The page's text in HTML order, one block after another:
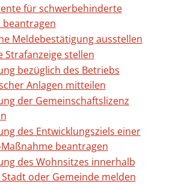
für schwerbehinderte
beantragen
Meldebestätigung ausstellen
Strafanzeige stellen
bezüglich des Betriebs
Anlagen mitteilen
der Gemeinschaftslizenz
des Entwicklungsziels einer
beantragen
des Wohnsitzes innerhalb
oder Gemeinde melden